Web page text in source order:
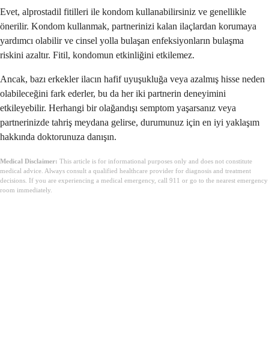
Evet, alprostadil fitilleri ile kondom kullanabilirsiniz ve genellikle
önerilir. Kondom kullanmak, partnerinizi kalan ilaçlardan korumaya
yardımcı olabilir ve cinsel yolla bulaşan enfeksiyonların bulaşma
riskini azaltır. Fitil, kondomun etkinliğini etkilemez.
Ancak, bazı erkekler ilacın hafif uyuşukluğa veya azalmış hisse neden
olabileceğini fark ederler, bu da her iki partnerin deneyimini
etkileyebilir. Herhangi bir olağandışı semptom yaşarsanız veya
partnerinizde tahriş meydana gelirse, durumunuz için en iyi yaklaşım
hakkında doktorunuza danışın.
Medical Disclaimer: This article is for informational purposes only and does not constitute
medical advice. Always consult a qualified healthcare provider for diagnosis and treatment
decisions. If you are experiencing a medical emergency, call 911 or go to the nearest emergency
room immediately.